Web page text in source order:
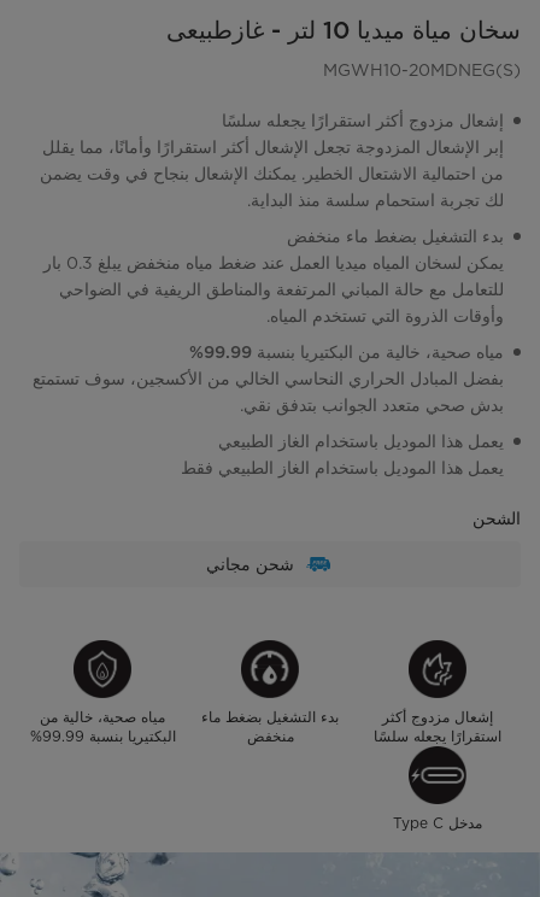
سخان مياة ميديا 10 لتر - غازطبيعى
MGWH10-20MDNEG(S)
إشعال مزدوج أكثر استقرارًا يجعله سلسًا
إبر الإشعال المزدوجة تجعل الإشعال أكثر استقرارًا وأمانًا، مما يقلل
من احتمالية الاشتعال الخطير. يمكنك الإشعال بنجاح في وقت يضمن
لك تجربة استحمام سلسة منذ البداية.
بدء التشغيل بضغط ماء منخفض
يمكن لسخان المياه ميديا ​​العمل عند ضغط مياه منخفض يبلغ 0.3 بار
للتعامل مع حالة المباني المرتفعة والمناطق الريفية في الضواحي
وأوقات الذروة التي تستخدم المياه.
مياه صحية، خالية من البكتيريا بنسبة 99.99%
بفضل المبادل الحراري النحاسي الخالي من الأكسجين، سوف تستمتع
بدش صحي متعدد الجوانب بتدفق نقي.
يعمل هذا الموديل باستخدام الغاز الطبيعي
يعمل هذا الموديل باستخدام الغاز الطبيعي فقط
الشحن
شحن مجاني
إشعال مزدوج أكثر
استقرارًا يجعله سلسًا
بدء التشغيل بضغط ماء
منخفض
مياه صحية، خالية من
البكتيريا بنسبة 99.99%
مدخل Type C